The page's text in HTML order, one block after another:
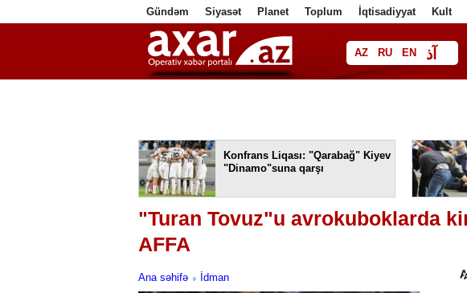
Gündəm Siyasət Planet Toplum İqtisadiyyat Kult
AZ RU EN آذ
فا
Konfrans Liqası: "Qarabağ" Kiyev
"Dinamo"suna qarşı
"Turan Tovuz"u avrokuboklarda
AFFA
Ana səhifə İdman